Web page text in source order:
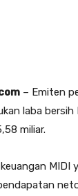
– Emiten
laba
miliar.